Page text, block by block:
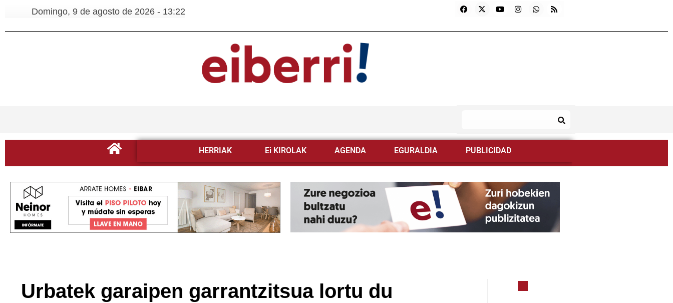
Domingo, 9 de agosto de 2026 - 13:22
HERRIAK Ei KIROLAK AGENDA EGURALDIA PUBLICIDAD
Urbatek garaipen garrantzitsua lortu du